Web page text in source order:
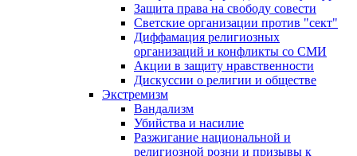
Защита права на свободу совести
Светские организации против "сект"
Диффамация религиозных
организаций и конфликты со СМИ
Акции в защиту нравственности
Дискуссии о религии и обществе
Экстремизм
Вандализм
Убийства и насилие
Разжигание национальной и
религиозной розни и призывы к